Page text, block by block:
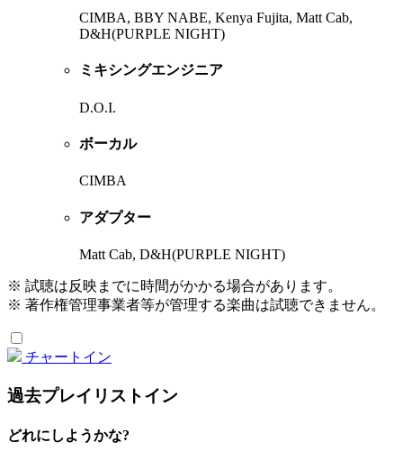
CIMBA, BBY NABE, Kenya Fujita, Matt Cab,
D&H(PURPLE NIGHT)
ミキシングエンジニア
D.O.I.
ボーカル
CIMBA
アダプター
Matt Cab, D&H(PURPLE NIGHT)
※ 試聴は反映までに時間がかかる場合があります。
※ 著作権管理事業者等が管理する楽曲は試聴できません。
チャートイン
過去プレイリストイン
どれにしようかな?